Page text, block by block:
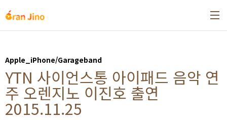
Apple_iPhone/Garageband
YTN 사이언스통 아이패드 음악 연
주 오렌지노 이진호 출연
2015.11.25